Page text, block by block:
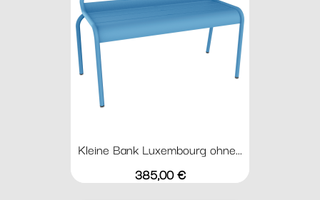
Kleine Bank Luxembourg ohne...
Preis
385,00 €